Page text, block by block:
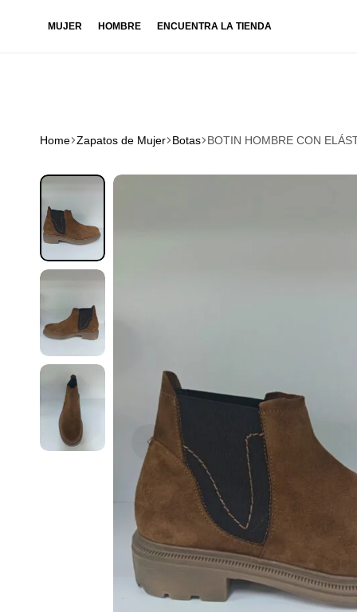
MUJER HOMBRE ENCUENTRA LA TIENDA
Home Zapatos de Mujer Botas BOTIN HOMBRE CON